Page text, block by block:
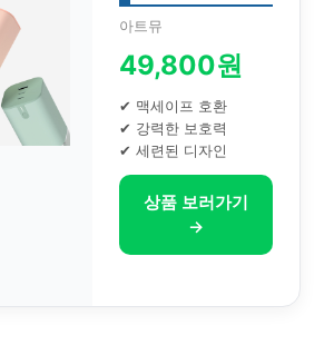
아트뮤
49,800원
✔ 맥세이프 호환
✔ 강력한 보호력
✔ 세련된 디자인
상품 보러가기
→